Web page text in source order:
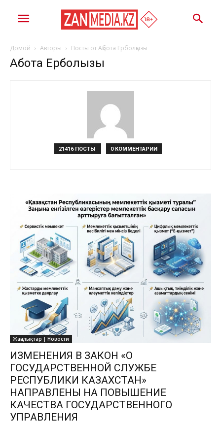
Домой Авторы Посты от Ақбота Ерболқызы
Ақбота Ерболқызы
21416 ПОСТЫ 0 КОММЕНТАРИИ
Жаңалықтар | Новости
ИЗМЕНЕНИЯ В ЗАКОН «О
ГОСУДАРСТВЕННОЙ СЛУЖБЕ
РЕСПУБЛИКИ КАЗАХСТАН»
НАПРАВЛЕНЫ НА ПОВЫШЕНИЕ
КАЧЕСТВА ГОСУДАРСТВЕННОГО
УПРАВЛЕНИЯ